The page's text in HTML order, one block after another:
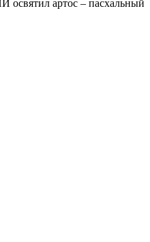
освятил артос – пасхальный